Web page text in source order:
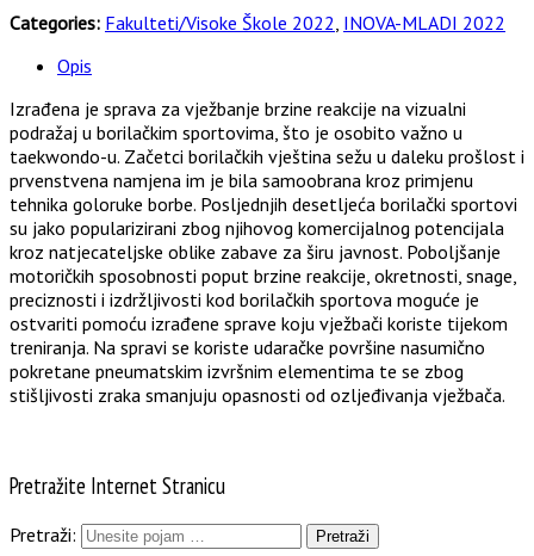
Categories: Fakulteti/Visoke Škole 2022 INOVA-MLADI 2022
Opis
Izrađena je sprava za vježbanje brzine reakcije na vizualni
podražaj u borilačkim sportovima, što je osobito važno u
taekwondo-u. Začetci borilačkih vještina sežu u daleku prošlost i
prvenstvena namjena im je bila samoobrana kroz primjenu
tehnika goloruke borbe. Posljednjih desetljeća borilački sportovi
su jako popularizirani zbog njihovog komercijalnog potencijala
kroz natjecateljske oblike zabave za širu javnost. Poboljšanje
motoričkih sposobnosti poput brzine reakcije, okretnosti, snage,
preciznosti i izdržljivosti kod borilačkih sportova moguće je
ostvariti pomoću izrađene sprave koju vježbači koriste tijekom
treniranja. Na spravi se koriste udaračke površine nasumično
pokretane pneumatskim izvršnim elementima te se zbog
stišljivosti zraka smanjuju opasnosti od ozljeđivanja vježbača.
Pretražite Internet Stranicu
Pretraži: